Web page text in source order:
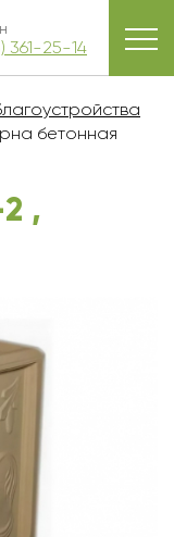
361-25-14
бетонная
,